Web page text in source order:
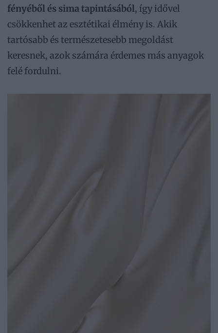
fényéből és sima tapintásából, így idővel
csökkenhet az esztétikai élmény is. Akik
tartósabb és természetesebb megoldást
keresnek, azok számára érdemes más anyagok
felé fordulni.